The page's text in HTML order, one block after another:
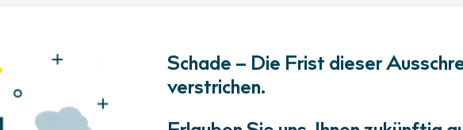
Schade – Die Frist dieser
verstrichen.